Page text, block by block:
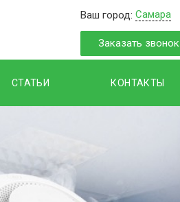
Ваш город: Самара
Заказать звонок
СТАТЬИ КОНТАКТЫ